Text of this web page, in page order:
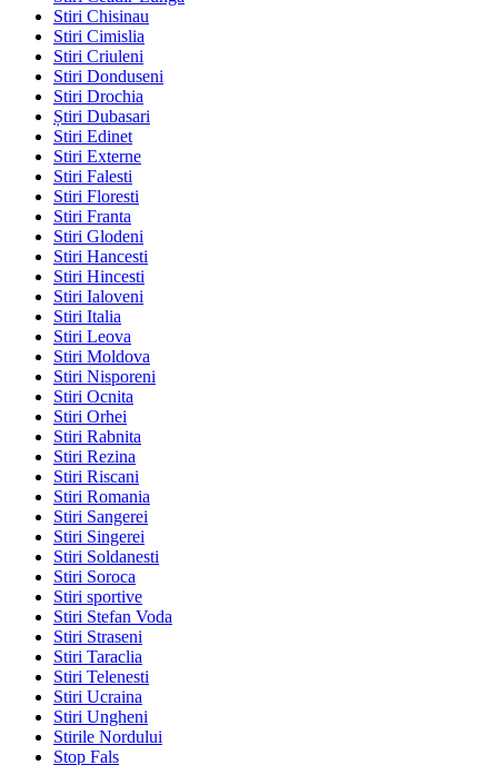
Stiri Chisinau
Stiri Cimislia
Stiri Criuleni
Stiri Donduseni
Stiri Drochia
Știri Dubasari
Stiri Edinet
Stiri Externe
Stiri Falesti
Stiri Floresti
Stiri Franta
Stiri Glodeni
Stiri Hancesti
Stiri Hincesti
Stiri Ialoveni
Stiri Italia
Stiri Leova
Stiri Moldova
Stiri Nisporeni
Stiri Ocnita
Stiri Orhei
Stiri Rabnita
Stiri Rezina
Stiri Riscani
Stiri Romania
Stiri Sangerei
Stiri Singerei
Stiri Soldanesti
Stiri Soroca
Stiri sportive
Stiri Stefan Voda
Stiri Straseni
Stiri Taraclia
Stiri Telenesti
Stiri Ucraina
Stiri Ungheni
Stirile Nordului
Stop Fals